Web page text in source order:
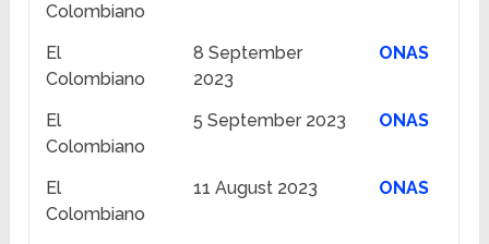
Colombiano
El
Colombiano
8 September
2023
ONAS
El
Colombiano
5 September 2023 ONAS
El
Colombiano
11 August 2023 ONAS